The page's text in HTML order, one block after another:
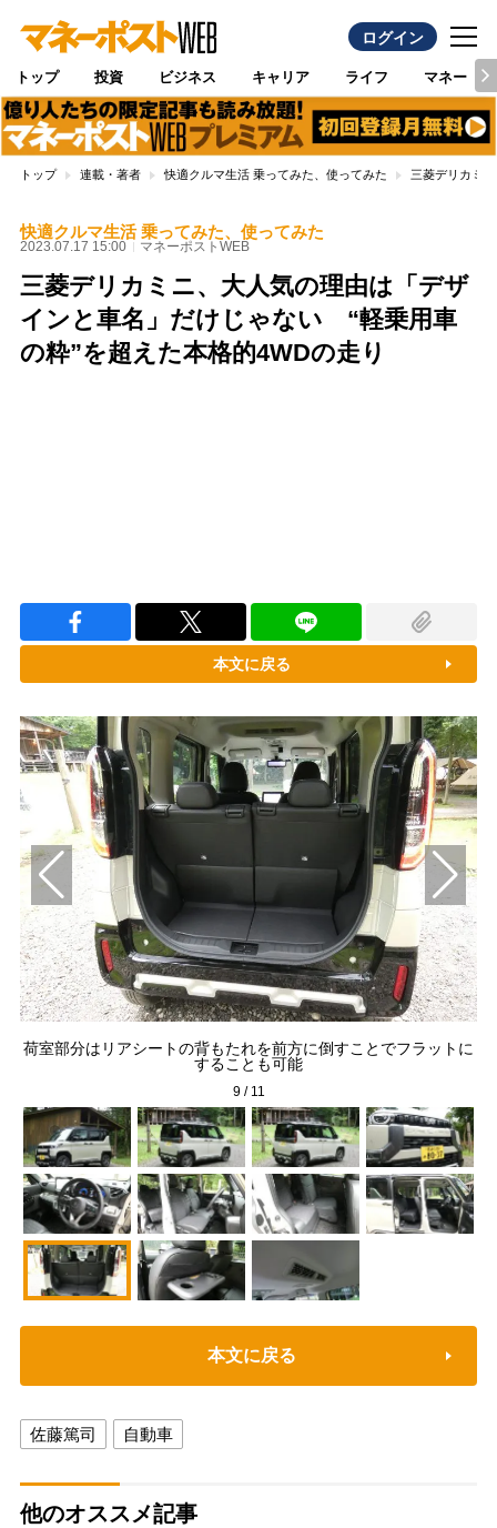
ログイン
トップ 投資 ビジネス キャリア ライフ マネー
トップ 連載・著者 快適クルマ生活 乗ってみた、使ってみた 三菱デリカミ
快適クルマ生活 乗ってみた、使ってみた
2023.07.17 15:00 マネーポストWEB
三菱デリカミニ、大人気の理由は「デザ
インと車名」だけじゃない “軽乗用車
の粋”を超えた本格的4WDの走り
本文に戻る
荷室部分はリアシートの背もたれを前方に倒すことでフラットに
することも可能
9/ 11
本文に戻る
佐藤篤司 自動車
他のオススメ記事